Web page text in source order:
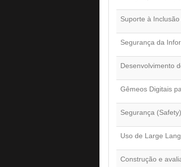
Suporte à
Segurança da
Desenvolvimento
Gêmeos Digitais
Segurança
Uso de Large
Construção e